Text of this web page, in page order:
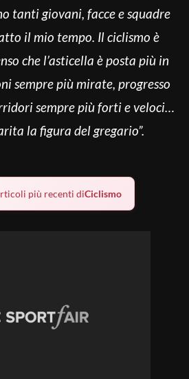
tanti giovani, facce e squadre
il mio tempo. Il ciclismo è
che l’asticella è posta più in
sempre più mirate, progresso
sempre più forti e veloci…
la figura del gregario”.
più recenti diCiclismo